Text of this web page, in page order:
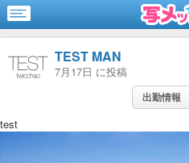
TEST MAN
7月17日 に投稿
出勤情報
test